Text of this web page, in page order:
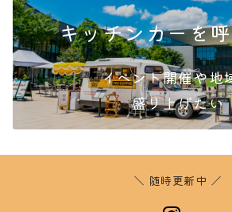
キッチンカーを
イベント開催や地
盛り上げたい
＼ 随時更新中 ／